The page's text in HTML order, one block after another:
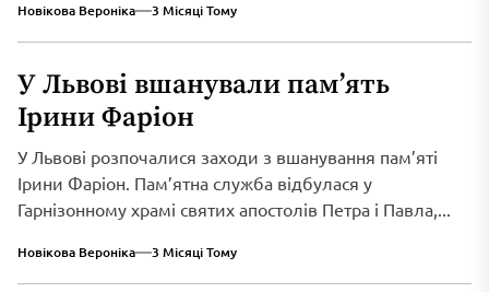
Новікова Вероніка 3 Місяці Тому
У Львові вшанували пам’ять
Ірини Фаріон
У Львові розпочалися заходи з вшанування пам’яті
Ірини Фаріон. Пам’ятна служба відбулася у
Гарнізонному храмі святих апостолів Петра і Павла,...
Новікова Вероніка 3 Місяці Тому